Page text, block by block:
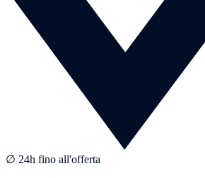
∅ 24h fino all'offerta